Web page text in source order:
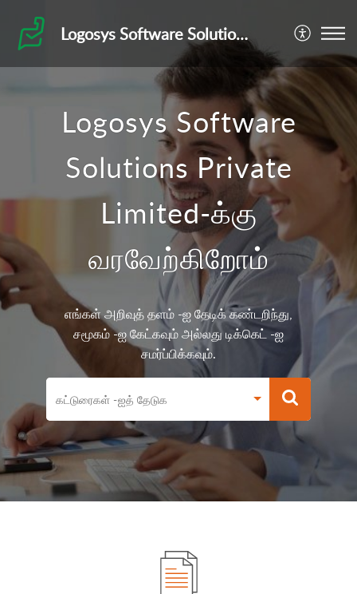
Logosys Software Solutions Private Limited
Logosys Software
Solutions Private
Limited-க்கு
வரவேற்கிறோம்
எங்கள் அறிவுத் தளம் -ஐ தேடிக் கண்டறிந்து,
சமூகம் -ஐ கேட்கவும் அல்லது டிக்கெட் -ஐ
சமர்ப்பிக்கவும்.